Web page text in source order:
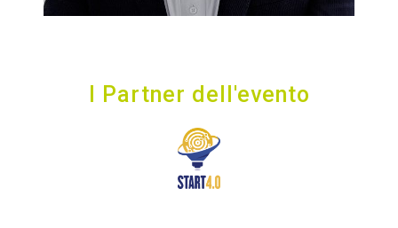
I Partner dell'evento